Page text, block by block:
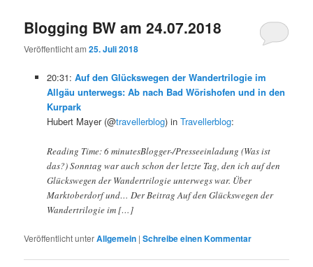
Blogging BW am 24.07.2018
Veröffentlicht am25. Juli 2018
20:31: Auf den Glückswegen der Wandertrilogie im
Allgäu unterwegs: Ab nach Bad Wörishofen und in den
Kurpark
Hubert Mayer (@travellerblog) in Travellerblog:
Reading Time: 6 minutesBlogger-/Presseeinladung (Was ist
das?) Sonntag war auch schon der letzte Tag, den ich auf den
Glückswegen der Wandertrilogie unterwegs war. Über
Marktoberdorf und… Der Beitrag Auf den Glückswegen der
Wandertrilogie im […]
Veröffentlicht unterAllgemein |Schreibe einen Kommentar